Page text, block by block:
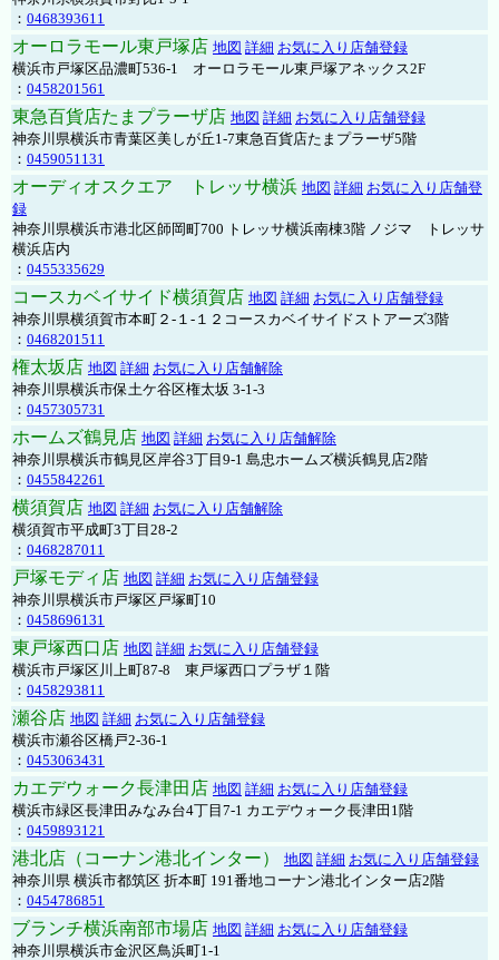
： 0468393611
オーロラモール東戸塚店 地図 詳細 お気に入り店舗登録
横浜市戸塚区品濃町536-1 オーロラモール東戸塚アネックス2F
： 0458201561
東急百貨店たまプラーザ店 地図 詳細 お気に入り店舗登録
神奈川県横浜市青葉区美しが丘1-7東急百貨店たまプラーザ5階
： 0459051131
オーディオスクエア トレッサ横浜 地図 詳細 お気に入り店舗登
録
神奈川県横浜市港北区師岡町700 トレッサ横浜南棟3階 ノジマ トレッサ
横浜店内
： 0455335629
コースカベイサイド横須賀店 地図 詳細 お気に入り店舗登録
神奈川県横須賀市本町２-１-１２コースカベイサイドストアーズ3階
： 0468201511
権太坂店 地図 詳細 お気に入り店舗解除
神奈川県横浜市保土ケ谷区権太坂 3-1-3
： 0457305731
ホームズ鶴見店 地図 詳細 お気に入り店舗解除
神奈川県横浜市鶴見区岸谷3丁目9-1 島忠ホームズ横浜鶴見店2階
： 0455842261
横須賀店 地図 詳細 お気に入り店舗解除
横須賀市平成町3丁目28-2
： 0468287011
戸塚モディ店 地図 詳細 お気に入り店舗登録
神奈川県横浜市戸塚区戸塚町10
： 0458696131
東戸塚西口店 地図 詳細 お気に入り店舗登録
横浜市戸塚区川上町87-8 東戸塚西口プラザ１階
： 0458293811
瀬谷店 地図 詳細 お気に入り店舗登録
横浜市瀬谷区橋戸2-36-1
： 0453063431
カエデウォーク長津田店 地図 詳細 お気に入り店舗登録
横浜市緑区長津田みなみ台4丁目7-1 カエデウォーク長津田1階
： 0459893121
港北店（コーナン港北インター） 地図 詳細 お気に入り店舗登録
神奈川県 横浜市都筑区 折本町 191番地コーナン港北インター店2階
： 0454786851
ブランチ横浜南部市場店 地図 詳細 お気に入り店舗登録
神奈川県横浜市金沢区鳥浜町1-1